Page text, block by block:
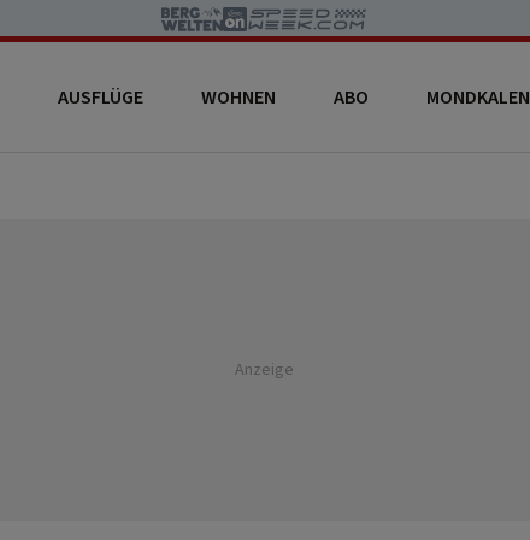
AUSFLÜGE WOHNEN ABO
Anzeige